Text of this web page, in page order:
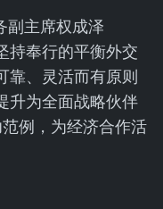
副主席权成泽
持奉行的平衡外交
靠、灵活而有原则
升为全面战略伙伴
例，为经济合作活